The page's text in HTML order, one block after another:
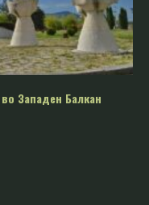
Западен Балкан